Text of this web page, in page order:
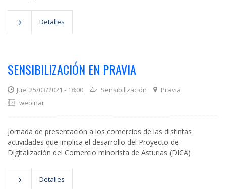
Detalles
SENSIBILIZACIÓN EN PRAVIA
Jue, 25/03/2021 - 18:00 Sensibilización
Pravia
webinar
Jornada de presentación a los comercios de las distintas
actividades que implica el desarrollo del Proyecto de
Digitalización del Comercio minorista de Asturias (DICA)
Detalles